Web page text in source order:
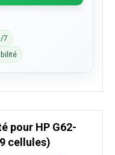
7
pour HP G62-
cellules)